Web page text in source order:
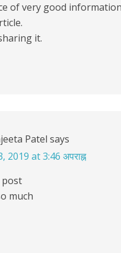
of very good
it.
Patel says
2019 at 3:46 अपराह्न
post
much